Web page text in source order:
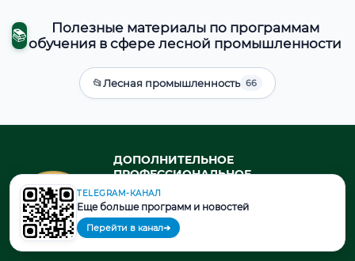
📚
Полезные материалы по программам
обучения в сфере лесной промышленности
📂Лесная промышленность 66
ДОПОЛНИТЕЛЬНОЕ
ПРОФЕССИОНАЛЬНОЕ
ОБРАЗОВАНИЕ В СФЕРЕ ЛЕСНОЙ
ПРОМЫШЛЕННОСТИ
профессиональная переподготовка
и повышение квалификации в
TELEGRAM-КАНАЛ
Еще больше программ и новостей
Перейти в канал➔